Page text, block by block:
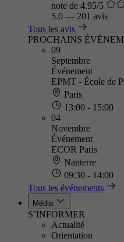
note de 4.95/5
5.0 — 201 avis
Tous les avis
PROCHAINS
09
Septembre
Événement
EPMT - École de
Paris
13:00 - 15:00
04
Novembre
Événement
ECOR Paris
Nanterre
09:30 - 14:00
Tous les événements
Média
S’INFORMER
Actualité
Orientation